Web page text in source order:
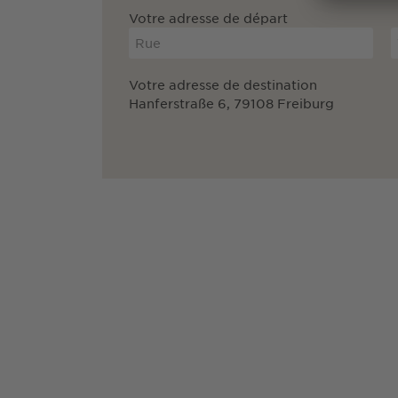
Votre adresse de départ
Votre adresse de destination
Hanferstraße 6, 79108 Freiburg